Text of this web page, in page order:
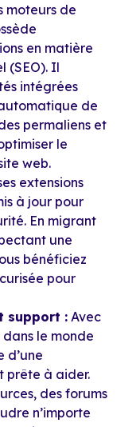
moteurs de
en matière
(SEO). Il
intégrées
de
permaliens et
le
web.
extensions
à jour pour
En migrant
une
bénéficiez
pour
support : Avec
dans le monde
d’une
prête à aider.
des forums
n’importe